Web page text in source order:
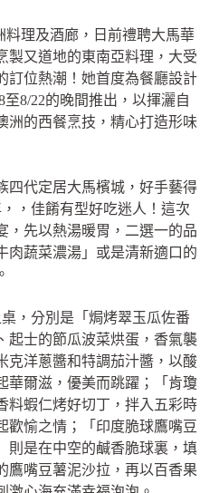
料理及酒廊，日前禮聘大馬華
製又道地的東南亞料理，大受
訂位熱潮！她首度為餐廳設計
至8/22的晚間推出，以揮灑自
洲的西餐烹技，精心打造形味
四代定居大馬檳城，好手藝得
，佳餚有型好吃迷人！這次
，先以熱湯暖胃，二選一的品
肉蔬菜濃湯」或是清新適口的
，分別是「焗烤翠玉瓜佐番
起士的節瓜波菜烘蛋，香氣襲
克洋蔥醬和特調茄汁醬，以酸
華爾滋，優美而跳躍；「肯瓊
料蝦仁烤好切丁，拌入五彩時
歡愉之情；「印度脆球鷹嘴豆
則是在中空的鹹香脆球裏，填
鷹嘴豆薯泥沙拉，再以百香果